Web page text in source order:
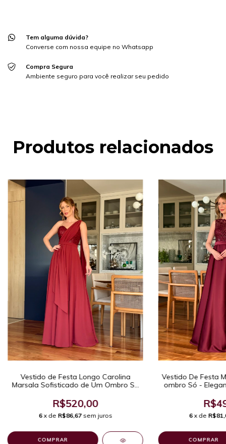
Tem alguma dúvida?
Converse com nossa equipe no Whatsapp
Compra Segura
Ambiente seguro para você realizar seu pedido
Produtos relacionados
Vestido de Festa Longo Carolina
Marsala Sofisticado de Um Ombro Só
Cauda Frontal Assimétrica
R$520,00
6 x de R$86,67 sem juros
COMPRAR
Vestido De Festa
ombro Só -
6 x de
COMPRAR